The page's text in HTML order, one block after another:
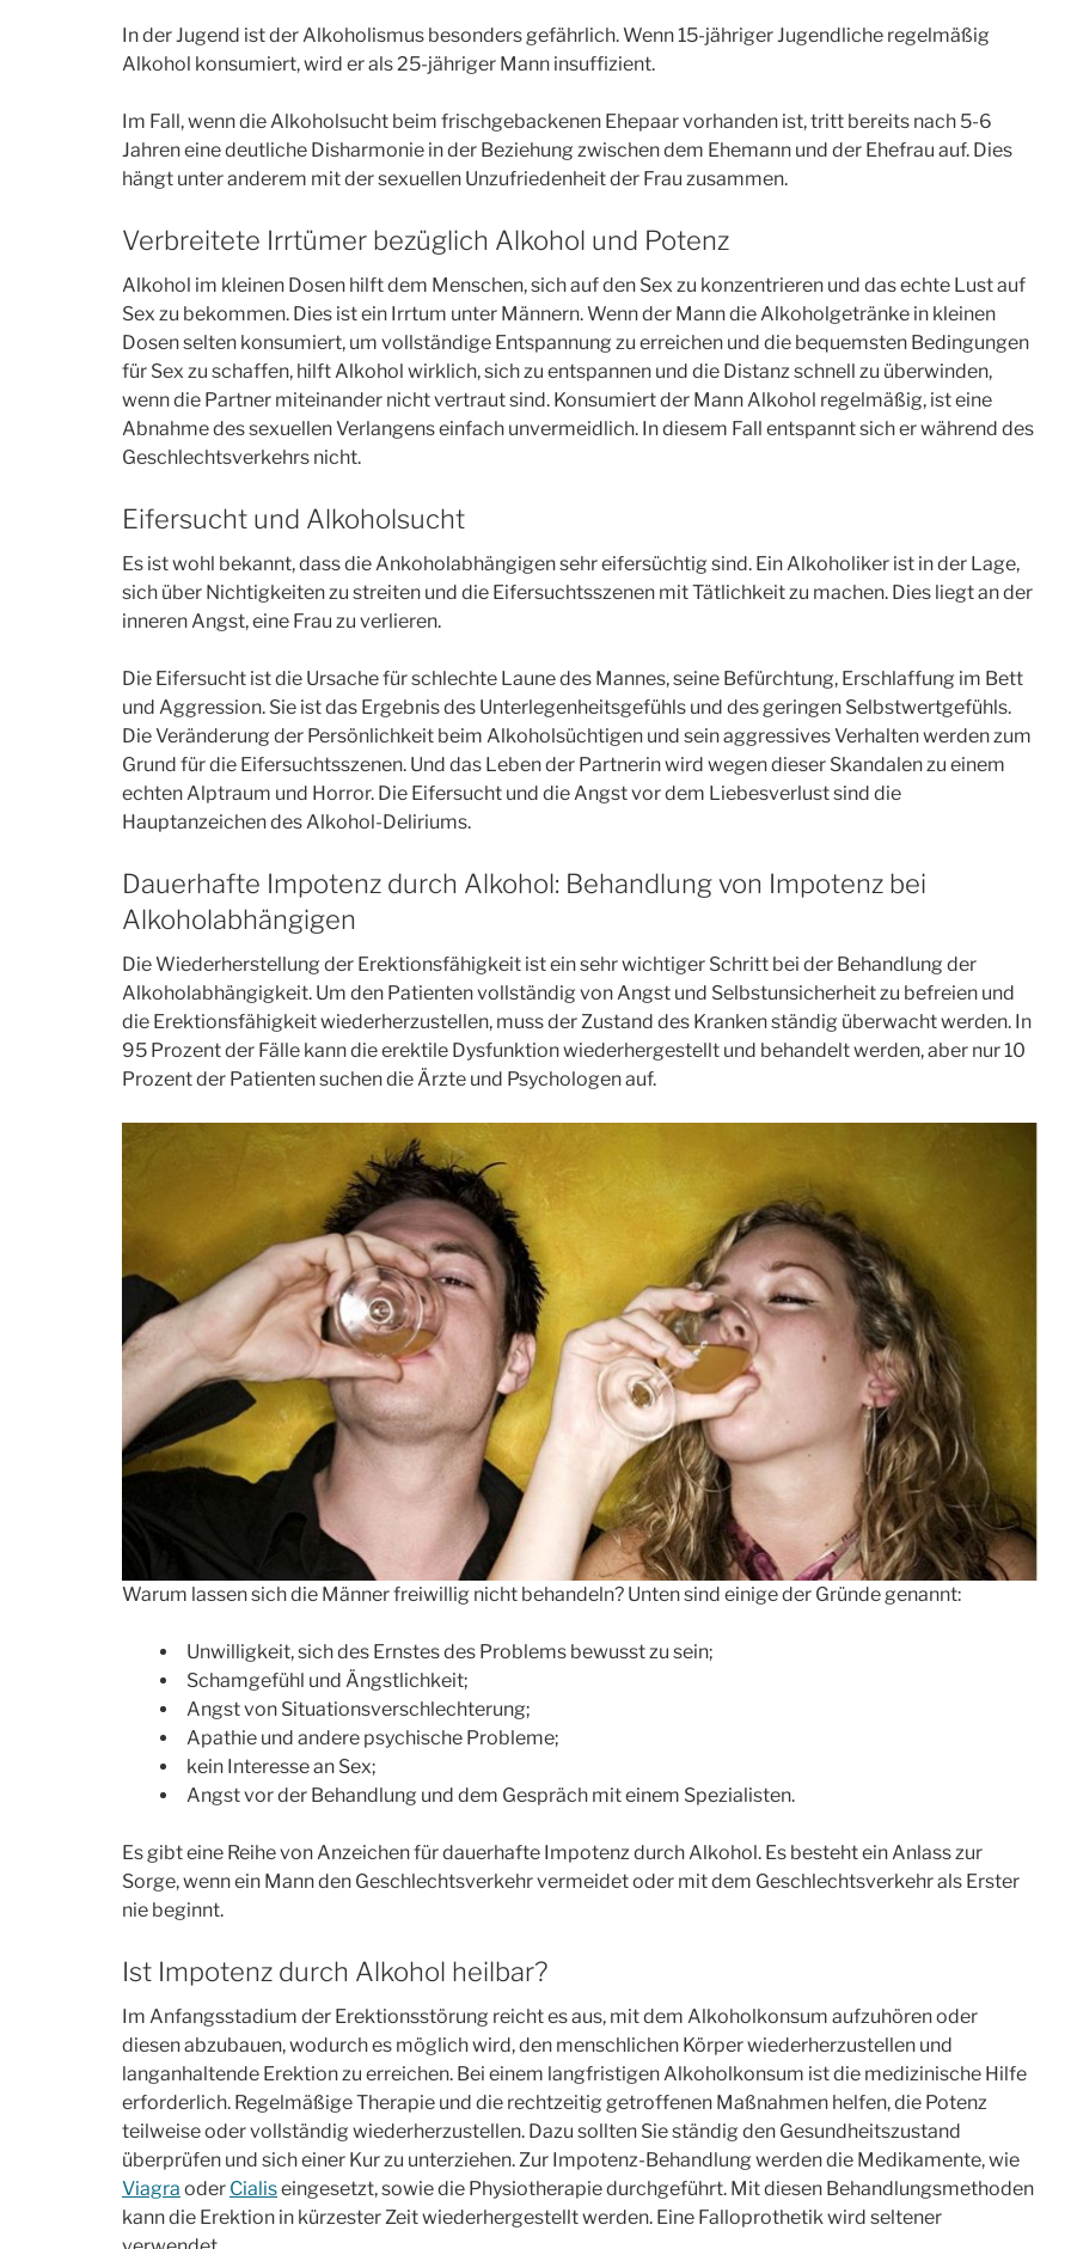
In der Jugend ist der Alkoholismus besonders gefährlich. Wenn 15-jähriger Jugendliche regelmäßig
Alkohol konsumiert, wird er als 25-jähriger Mann insuffizient.
Im Fall, wenn die Alkoholsucht beim frischgebackenen Ehepaar vorhanden ist, tritt bereits nach 5-6
Jahren eine deutliche Disharmonie in der Beziehung zwischen dem Ehemann und der Ehefrau auf. Dies
hängt unter anderem mit der sexuellen Unzufriedenheit der Frau zusammen.
Verbreitete Irrtümer bezüglich Alkohol und Potenz
Alkohol im kleinen Dosen hilft dem Menschen, sich auf den Sex zu konzentrieren und das echte Lust auf
Sex zu bekommen. Dies ist ein Irrtum unter Männern. Wenn der Mann die Alkoholgetränke in kleinen
Dosen selten konsumiert, um vollständige Entspannung zu erreichen und die bequemsten Bedingungen
für Sex zu schaffen, hilft Alkohol wirklich, sich zu entspannen und die Distanz schnell zu überwinden,
wenn die Partner miteinander nicht vertraut sind. Konsumiert der Mann Alkohol regelmäßig, ist eine
Abnahme des sexuellen Verlangens einfach unvermeidlich. In diesem Fall entspannt sich er während des
Geschlechtsverkehrs nicht.
Eifersucht und Alkoholsucht
Es ist wohl bekannt, dass die Ankoholabhängigen sehr eifersüchtig sind. Ein Alkoholiker ist in der Lage,
sich über Nichtigkeiten zu streiten und die Eifersuchtsszenen mit Tätlichkeit zu machen. Dies liegt an der
inneren Angst, eine Frau zu verlieren.
Die Eifersucht ist die Ursache für schlechte Laune des Mannes, seine Befürchtung, Erschlaffung im Bett
und Aggression. Sie ist das Ergebnis des Unterlegenheitsgefühls und des geringen Selbstwertgefühls.
Die Veränderung der Persönlichkeit beim Alkoholsüchtigen und sein aggressives Verhalten werden zum
Grund für die Eifersuchtsszenen. Und das Leben der Partnerin wird wegen dieser Skandalen zu einem
echten Alptraum und Horror. Die Eifersucht und die Angst vor dem Liebesverlust sind die
Hauptanzeichen des Alkohol-Deliriums.
Dauerhafte Impotenz durch Alkohol: Behandlung von Impotenz bei
Alkoholabhängigen
Die Wiederherstellung der Erektionsfähigkeit ist ein sehr wichtiger Schritt bei der Behandlung der
Alkoholabhängigkeit. Um den Patienten vollständig von Angst und Selbstunsicherheit zu befreien und
die Erektionsfähigkeit wiederherzustellen, muss der Zustand des Kranken ständig überwacht werden. In
95 Prozent der Fälle kann die erektile Dysfunktion wiederhergestellt und behandelt werden, aber nur 10
Prozent der Patienten suchen die Ärzte und Psychologen auf.
Warum lassen sich die Männer freiwillig nicht behandeln? Unten sind einige der Gründe genannt:
Unwilligkeit, sich des Ernstes des Problems bewusst zu sein;
Schamgefühl und Ängstlichkeit;
Angst von Situationsverschlechterung;
Apathie und andere psychische Probleme;
kein Interesse an Sex;
Angst vor der Behandlung und dem Gespräch mit einem Spezialisten.
Es gibt eine Reihe von Anzeichen für dauerhafte Impotenz durch Alkohol. Es besteht ein Anlass zur
Sorge, wenn ein Mann den Geschlechtsverkehr vermeidet oder mit dem Geschlechtsverkehr als Erster
nie beginnt.
Ist Impotenz durch Alkohol heilbar?
Im Anfangsstadium der Erektionsstörung reicht es aus, mit dem Alkoholkonsum aufzuhören oder
diesen abzubauen, wodurch es möglich wird, den menschlichen Körper wiederherzustellen und
langanhaltende Erektion zu erreichen. Bei einem langfristigen Alkoholkonsum ist die medizinische Hilfe
erforderlich. Regelmäßige Therapie und die rechtzeitig getroffenen Maßnahmen helfen, die Potenz
teilweise oder vollständig wiederherzustellen. Dazu sollten Sie ständig den Gesundheitszustand
überprüfen und sich einer Kur zu unterziehen. Zur Impotenz-Behandlung werden die Medikamente, wie
Viagra oder Cialiseingesetzt, sowie die Physiotherapie durchgeführt. Mit diesen Behandlungsmethoden
kann die Erektion in kürzester Zeit wiederhergestellt werden. Eine Falloprothetik wird seltener
07
FAKT
Männer…
…haben häufiger Aids
08
FAKT
Männer…
…sterben rund sieben
01
Männer…
…führen einen